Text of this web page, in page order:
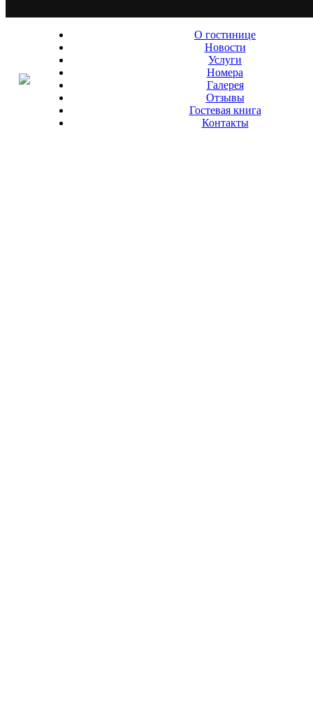
О гостинице
Новости
Услуги
Номера
Галерея
Отзывы
Гостевая книга
Контакты